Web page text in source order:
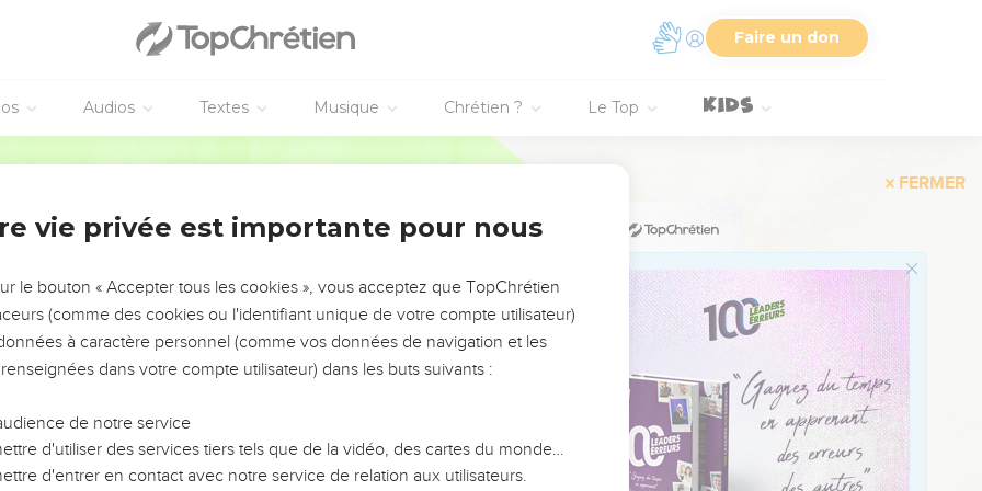
Faire un don
Audios Textes Musique Chrétien ? Le Top
cœur généreux, hommes et femmes, apportent ainsi leurs dons volontaires au
se mettent au travail
: « Voyez, le SEIGNEUR a choisi Bessalel, fils d’Ouri et petit-fils de Hour, de la tribu de
pour le rendre très habile et intelligent. Bessalel connaît toutes sortes de
il sait travailler l’or, l’argent et le bronze.
précieuses et les monter sur des objets, il sait sculpter le bois. En un mot, il sait tout
lui a donné de savoir enseigner ces techniques. Il a fait ce don aussi à Oholiab, fils
de Dan.
pour faire les travaux suivants : tailler des pierres précieuses, dessiner, broder de la
clair ou rouge foncé, broder du lin fin et tisser. Ils sont capables de faire
vie privée est importante pour nous
le bouton « Accepter tous les cookies », vous acceptez que TopChrétien
(comme des cookies ou l'identifiant unique de votre compte utilisateur)
à caractère personnel (comme vos données de navigation et les
dans votre compte utilisateur) dans les buts suivants :
de notre service
d'utiliser des services tiers tels que de la vidéo, des cartes du monde…
d'entrer en contact avec notre service de relation aux utilisateurs.